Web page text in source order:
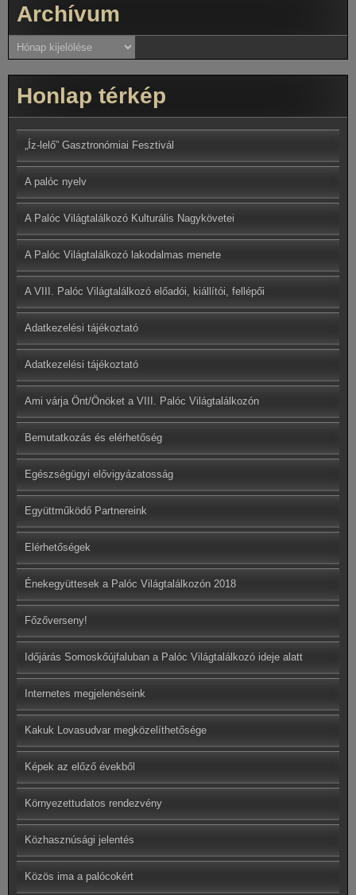
Archívum
Archívum
Honlap térkép
„Íz-lelő” Gasztronómiai Fesztivál
A palóc nyelv
A Palóc Világtalálkozó Kulturális Nagykövetei
A Palóc Világtalálkozó lakodalmas menete
A VIII. Palóc Világtalálkozó előadói, kiállítói, fellépői
Adatkezelési tájékoztató
Adatkezelési tájékoztató
Ami várja Önt/Önöket a VIII. Palóc Világtalálkozón
Bemutatkozás és elérhetőség
Egészségügyi elővigyázatosság
Együttműködő Partnereink
Elérhetőségek
Énekegyüttesek a Palóc Világtalálkozón 2018
Főzőverseny!
Időjárás Somoskőújfaluban a Palóc Világtalálkozó ideje alatt
Internetes megjelenéseink
Kakuk Lovasudvar megközelíthetősége
Képek az előző évekből
Környezettudatos rendezvény
Közhasznúsági jelentés
Közös ima a palócokért